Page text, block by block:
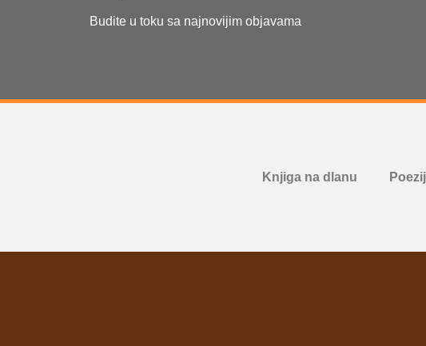
Budite u toku sa najnovijim objavama
Knjiga na dlanu